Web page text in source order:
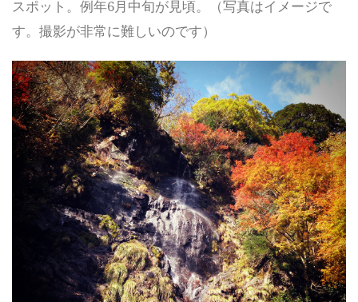
スポット。例年6月中旬が見頃。（写真はイメージで
す。撮影が非常に難しいのです）